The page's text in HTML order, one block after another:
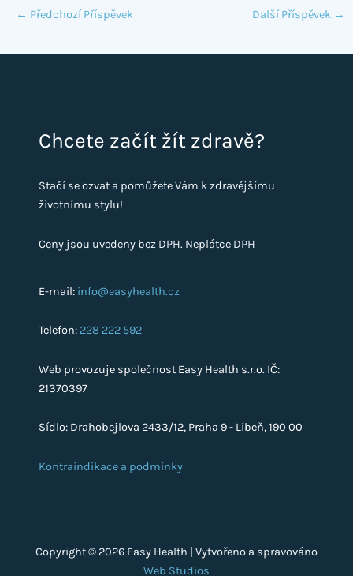
← Předchozí Příspěvek Další Příspěvek →
Chcete začít žít zdravě?
Stačí se ozvat a pomůžete Vám k zdravějšímu
životnímu stylu!
Ceny jsou uvedeny bez DPH. Neplátce DPH
E-mail: info@easyhealth.cz
Telefon: 228 222 592
Web provozuje společnost Easy Health s.r.o. IČ:
21370397
Sídlo: Drahobejlova 2433/12, Praha 9 - Libeň, 190 00
Kontraindikace a podmínky
Copyright © 2026 Easy Health | Vytvořeno a spravováno
Web Studios